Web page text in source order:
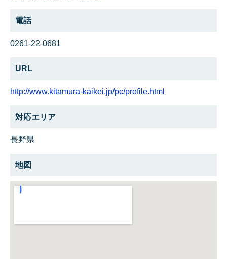
電話
0261-22-0681
URL
http://www.kitamura-kaikei.jp/pc/profile.html
対応エリア
長野県
地図